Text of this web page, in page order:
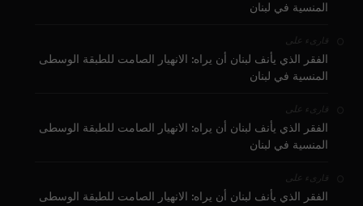
المنسية في لبنان
قارىء على
الفقر الذي يأنف لبنان أن يراه: الانهيار الصامت للطبقة الوسطى
المنسية في لبنان
قارىء على
الفقر الذي يأنف لبنان أن يراه: الانهيار الصامت للطبقة الوسطى
المنسية في لبنان
قارىء على
الفقر الذي يأنف لبنان أن يراه: الانهيار الصامت للطبقة الوسطى